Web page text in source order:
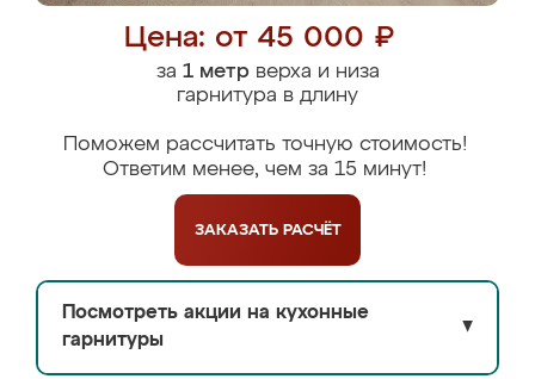
Цена: от 45 000 ₽
за 1 метрверха и низа
гарнитура в длину
Поможем рассчитать точную стоимость!
Ответим менее, чем за 15 минут!
ЗАКАЗАТЬ РАСЧЁТ
Посмотреть акции на кухонные
гарнитуры
▼